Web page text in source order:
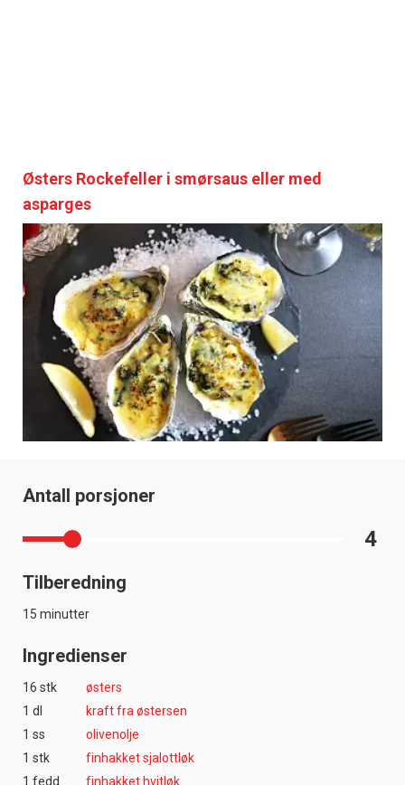
Østers Rockefeller i smørsaus eller med
asparges
Antall porsjoner
4
Tilberedning
15 minutter
Ingredienser
16 stk
østers
1 dl
kraft fra østersen
1 ss
olivenolje
1 stk
finhakket sjalottløk
1 fedd
finhakket hvitløk